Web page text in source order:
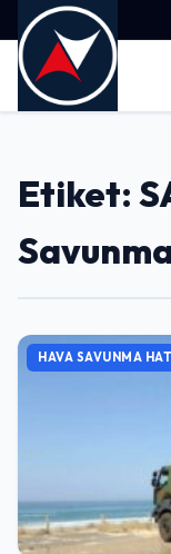
Etiket:
HAVA SAVUNMA
Giriş Yap